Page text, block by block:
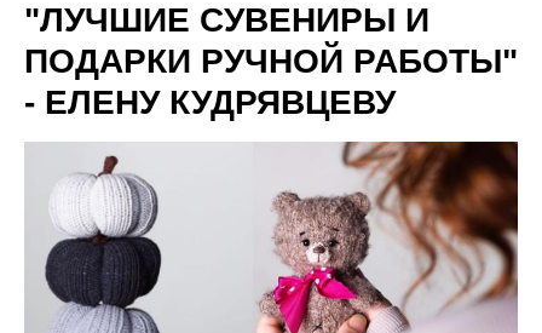
"ЛУЧШИЕ СУВЕНИРЫ И
ПОДАРКИ РУЧНОЙ РАБОТЫ"
- ЕЛЕНУ КУДРЯВЦЕВУ